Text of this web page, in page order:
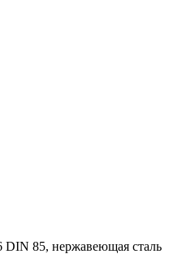
85, нержавеющая сталь